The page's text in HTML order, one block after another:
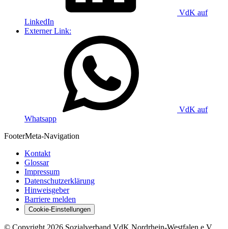
VdK auf
LinkedIn
Externer Link:
VdK auf
Whatsapp
FooterMeta-Navigation
Kontakt
Glossar
Impressum
Datenschutzerklärung
Hinweisgeber
Barriere melden
Cookie-Einstellungen
© Copyright 2026 Sozialverband VdK Nordrhein-Westfalen e.V.